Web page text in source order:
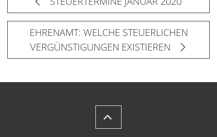
EHRENAMT: WELCHE STEUERLICHEN
VERGÜNSTIGUNGEN EXISTIEREN